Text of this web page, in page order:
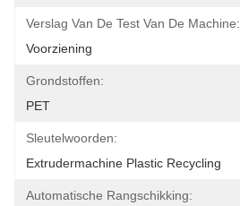
Verslag Van De Test Van De Machine:
Voorziening
Grondstoffen:
PET
Sleutelwoorden:
Extrudermachine Plastic Recycling
Automatische Rangschikking: